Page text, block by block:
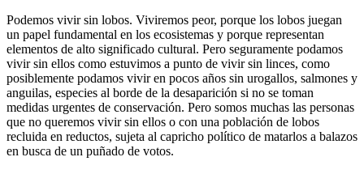
Podemos vivir sin lobos. Viviremos peor, porque los lobos juegan
un papel fundamental en los ecosistemas y porque representan
elementos de alto significado cultural. Pero seguramente podamos
vivir sin ellos como estuvimos a punto de vivir sin linces, como
posiblemente podamos vivir en pocos años sin urogallos, salmones y
anguilas, especies al borde de la desaparición si no se toman
medidas urgentes de conservación. Pero somos muchas las personas
que no queremos vivir sin ellos o con una población de lobos
recluida en reductos, sujeta al capricho político de matarlos a balazos
en busca de un puñado de votos.